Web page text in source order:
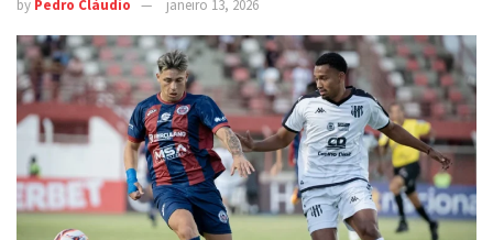
by Pedro Cláudio janeiro 13, 2026